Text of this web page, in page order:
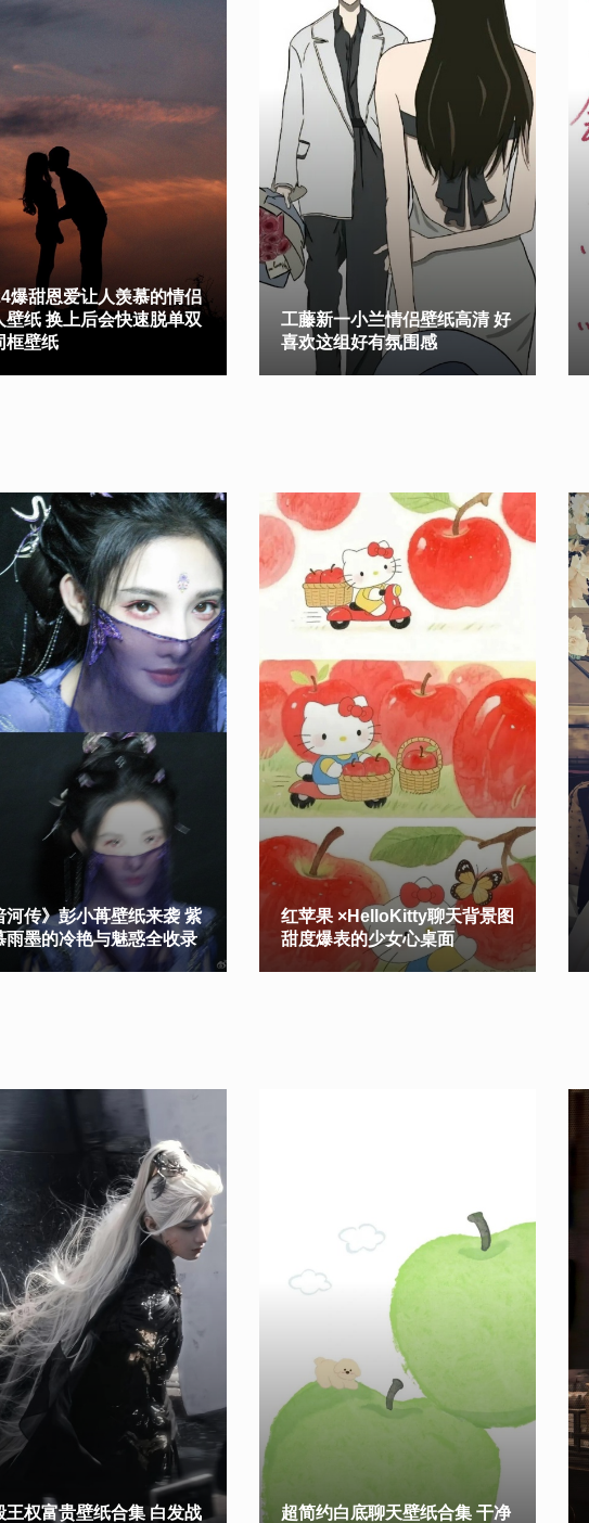
爆甜恩爱让人羡慕的情侣
壁纸 换上后会快速脱单双
框壁纸
工藤新一小兰情侣壁纸高清 好
喜欢这组好有氛围感
河传》彭小苒壁纸来袭 紫
雨墨的冷艳与魅惑全收录
红苹果 ×HelloKitty聊天背景图
甜度爆表的少女心桌面
王权富贵壁纸合集 白发战
超简约白底聊天壁纸合集 干净